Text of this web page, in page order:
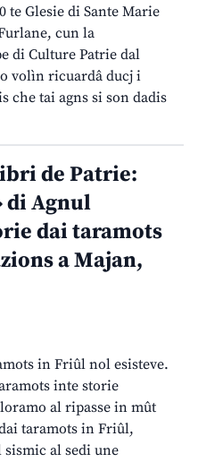
te Glesie di Sante Marie
cun la
di Culture Patrie dal
volìn ricuardâ ducj i
che tai agns si son dadis
de Patrie:
di Agnul
dai taramots
a Majan,
in Friûl nol esisteve.
inte storie
al ripasse in mût
taramots in Friûl,
al sedi une